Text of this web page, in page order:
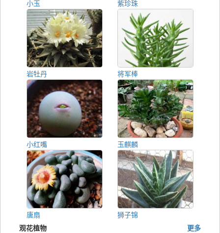
小玉 紫珍珠
岩牡丹 将军棒
小红嘴 玉麒麟
唐扇
狮子锦
更多
观花植物